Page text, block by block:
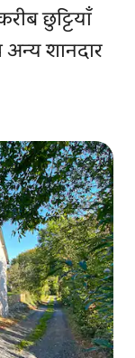
छुट्टियाँ
शानदार